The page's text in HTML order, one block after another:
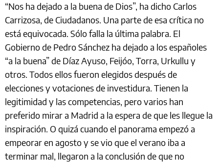
“Nos ha dejado a la buena de Dios”, ha dicho Carlos
Carrizosa, de Ciudadanos. Una parte de esa crítica no
está equivocada. Sólo falla la última palabra. El
Gobierno de Pedro Sánchez ha dejado a los españoles
“a la buena” de Díaz Ayuso, Feijóo, Torra, Urkullu y
otros. Todos ellos fueron elegidos después de
elecciones y votaciones de investidura. Tienen la
legitimidad y las competencias, pero varios han
preferido mirar a Madrid a la espera de que les llegue la
inspiración. O quizá cuando el panorama empezó a
empeorar en agosto y se vio que el verano iba a
terminar mal, llegaron a la conclusión de que no